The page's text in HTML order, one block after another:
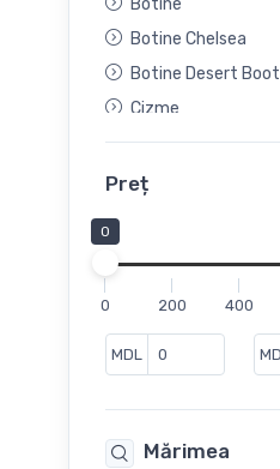
Botine
Botine Chelsea
Botine Desert Boot
Cizme
Cizme din cauceuc
Cizmulete
Mocasini
Pantofi
Pantofi casual
Sandale fără toc
Preț
0
0 200 400
MDL
Mărimea